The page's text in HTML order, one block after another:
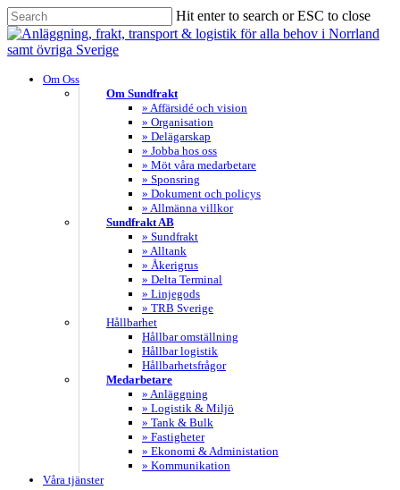
Skip
to
main
Hit enter to search or ESC to close
Close
Search
search
Menu
Om Oss
Om Sundfrakt
» Affärsidé och vision
» Organisation
» Delägarskap
» Jobba hos oss
» Möt våra medarbetare
» Sponsring
» Dokument och policys
» Allmänna villkor
Sundfrakt AB
» Sundfrakt
» Alltank
» Åkerigrus
» Delta Terminal
» Linjegods
» TRB Sverige
Hållbarhet
Hållbar omställning
Hållbar logistik
Hållbarhetsfrågor
Medarbetare
» Anläggning
» Logistik & Miljö
» Tank & Bulk
» Fastigheter
» Ekonomi & Administation
» Kommunikation
Våra tjänster